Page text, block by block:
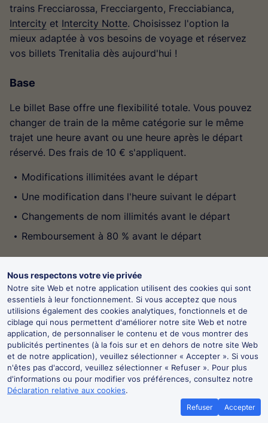
Obtenez - 5 £ en tant que nouvel
utilisateur !
trains Frecciarossa, Frecciargento, Frecciabianca,
Intercity et Intercity Notte. Choisissez l'option la
mieux adaptée à vos besoins de voyage et réservez
vos billets Trenitalia dès aujourd'hui !
Base
Le billet Base offre une flexibilité totale. Vous pouvez
changer de train de la même catégorie sur le même
trajet une heure avant ou une heure après le départ
réservé. Des frais de 10 € s'appliquent.
Modifications illimitées avant le départ
Une modification dans l'heure suivant le départ
Changements de nom illimités avant le départ
Remboursement à 80 % avant le départ
Le tarif Economy offre une flexibilité limitée avec
quelques options de changement. L'accès aux autres
trains n'est pas autorisé.
Un changement de date ou d'heure avant le départ
avec une différence de prix
Changements de nom illimités avant le départ
Nous respectons votre vie privée
Notre site Web et notre application utilisent des cookies qui sont
essentiels à leur fonctionnement. Si vous acceptez que nous
utilisions également des cookies analytiques, fonctionnels et de
ciblage qui nous permettent d'améliorer notre site Web et notre
application, de personnaliser le contenu et de vous montrer des
publicités pertinentes (à la fois sur et en dehors de notre site Web
et de notre application), veuillez sélectionner « Accepter ». Si vous
n'êtes pas d'accord, veuillez sélectionner « Refuser ». Pour plus
d'informations ou pour modifier vos préférences, consultez notre
Déclaration relative aux cookies.
Refuser Accepter